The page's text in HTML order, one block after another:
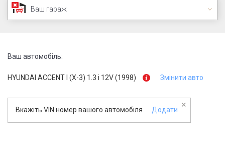
Ваш гараж
Ваш автомобіль:
HYUNDAI ACCENT I (X-3) 1.3 i 12V (1998) Змінити авто
Вкажіть VIN номер вашого автомобіля Додати
×